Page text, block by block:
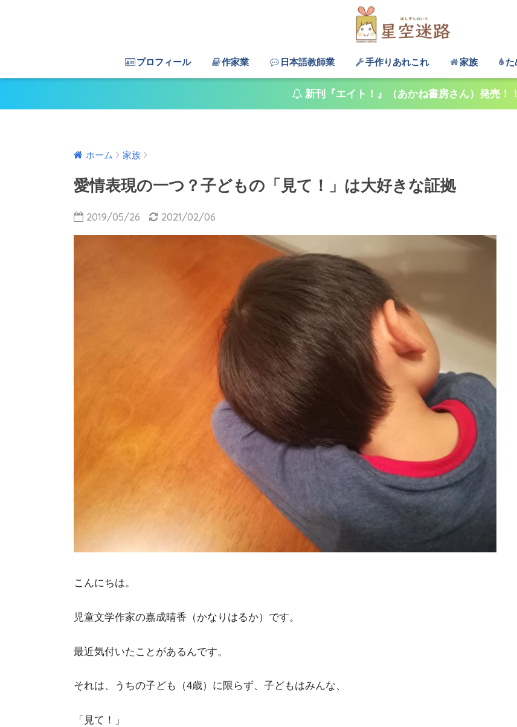
プロフィール 作家業 日本語教師業 手作りあれこれ 家族 た
新刊『エイト！』（あかね書房さん）発売！！
ホーム 家族
愛情表現の一つ？子どもの「見て！」は大好きな証拠
2019/05/26 2021/02/06
こんにちは。
児童文学作家の嘉成晴香（かなりはるか）です。
最近気付いたことがあるんです。
それは、うちの子ども（4歳）に限らず、子どもはみんな、
「見て！」